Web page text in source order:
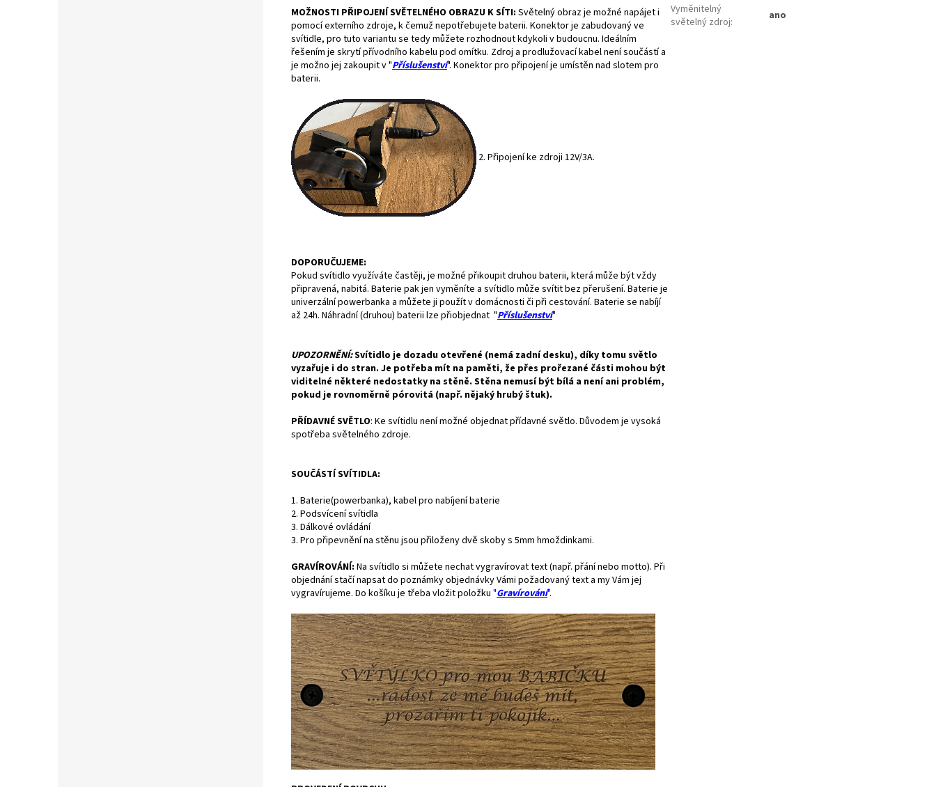
MOŽNOSTI PŘIPOJENÍ SVĚTELNÉHO OBRAZU K SÍTI: Světelný obraz je možné napájet i
pomocí externího zdroje, k čemuž nepotřebujete baterii. Konektor je zabudovaný ve
svítidle, pro tuto variantu se tedy můžete rozhodnout kdykoli v budoucnu. Ideálním
řešením je skrytí přívodního kabelu pod omítku. Zdroj a prodlužovací kabel není součástí a
je možno jej zakoupit v "Příslušenství". Konektor pro připojení je umístěn nad slotem pro
baterii.
2. Připojení ke zdroji 12V/3A.
DOPORUČUJEME:
Pokud svítidlo využíváte častěji, je možné přikoupit druhou baterii, která může být vždy
připravená, nabitá. Baterie pak jen vyměníte a svítidlo může svítit bez přerušení. Baterie je
univerzální powerbanka a můžete ji použít v domácnosti či při cestování. Baterie se nabíjí
až 24h. Náhradní (druhou) baterii lze přiobjednat "Příslušenství"
UPOZORNĚNÍ:Svítidlo je dozadu otevřené (nemá zadní desku), díky tomu světlo
vyzařuje i do stran. Je potřeba mít na paměti, že přes prořezané části mohou být
viditelné některé nedostatky na stěně. Stěna nemusí být bílá a není ani problém,
pokud je rovnoměrně pórovitá (např. nějaký hrubý štuk).
PŘÍDAVNÉ SVĚTLO: Ke svítidlu není možné objednat přídavné světlo. Důvodem je vysoká
spotřeba světelného zdroje.
SOUČÁSTÍ SVÍTIDLA:
1. Baterie(powerbanka), kabel pro nabíjení baterie
2. Podsvícení svítidla
3. Dálkové ovládání
3. Pro připevnění na stěnu jsou přiloženy dvě skoby s 5mm hmoždinkami.
GRAVÍROVÁNÍ: Na svítidlo si můžete nechat vygravírovat text (např. přání nebo motto). Při
objednání stačí napsat do poznámky objednávky Vámi požadovaný text a my Vám jej
vygravírujeme. Do košíku je třeba vložit položku "Gravírování".
Vyměnitelný
světelný zdroj: ano